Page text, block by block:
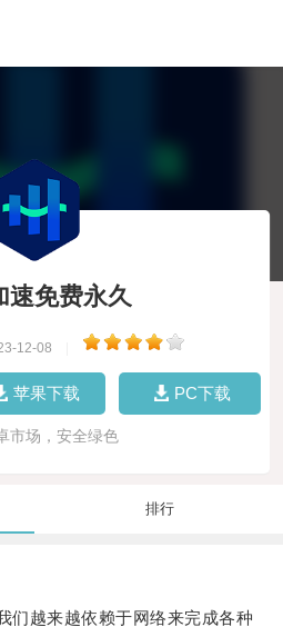
速免费永久
12-08
苹果下载 PC下载
市场，安全绿色
排行
越来越依赖于网络来完成各种